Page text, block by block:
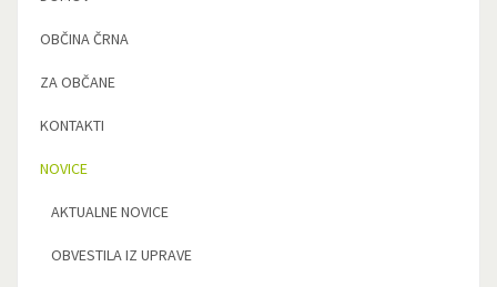
OBČINA ČRNA
ZA OBČANE
KONTAKTI
NOVICE
AKTUALNE NOVICE
OBVESTILA IZ UPRAVE